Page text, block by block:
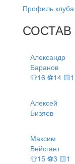
Профиль клуба
СОСТАВ
Александр
Баранов
👕16 ⚽14 🟨1
Алексей
Бизяев
Максим
Вейсгант
👕15 ⚽3 🟨1